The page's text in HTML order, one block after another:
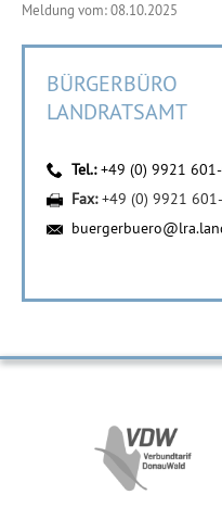
Meldung vom: 08.10.2025
BÜRGERBÜRO
LANDRATSAMT
Tel.:+49 (0) 9921
Fax:+49 (0) 9921